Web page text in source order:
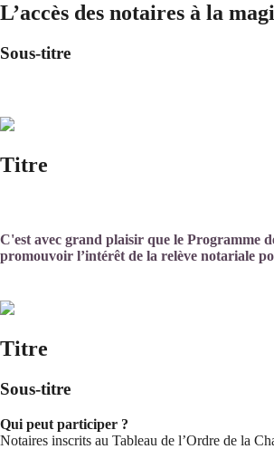
L’accès des notaires à la
Sous-titre
Titre
C'est avec grand plaisir que le Programme
promouvoir l’intérêt de la relève notariale
Titre
Sous-titre
Qui peut participer ?
Notaires inscrits au Tableau de l’Ordre de la